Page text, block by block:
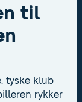
til
tyske klub
rykker